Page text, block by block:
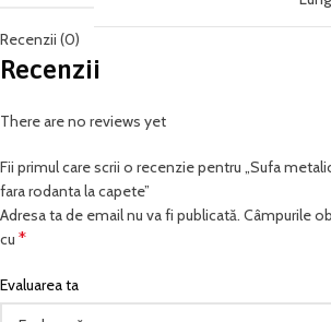
Recenzii (0)
Recenzii
There are no reviews yet
Fii primul care scrii o recenzie pentru „Sufa
fara rodanta la capete”
Adresa ta de email nu va fi publicată. Câmpurile
cu *
Evaluarea ta